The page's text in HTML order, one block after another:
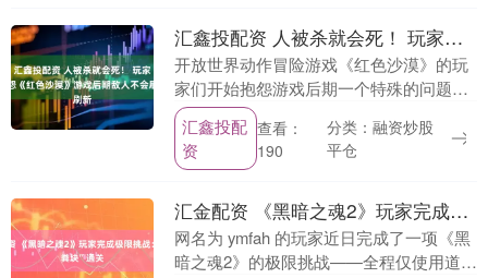
汇鑫投配资 人被杀就会死！ 玩家抱怨《红色沙漠》游戏后期敌人不会刷新
开放世界动作冒险游戏《红色沙漠》的玩
家们开始抱怨游戏后期一个特殊的问题：
在游戏后期，游戏世界不再像之前一样充
实，因为大多数敌人不会再刷新。 本作的
设计特点之一在....
汇鑫投配
资
查看：
190
分类：融资炒股
平仓
汇金配资 《黑暗之魂2》玩家完成极限挑战：仅用“粪块”通关
网名为 ymfah 的玩家近日完成了一项《黑
暗之魂2》的极限挑战——全程仅使用道具